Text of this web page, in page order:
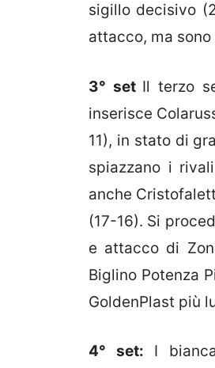
sigillo decisivo
attacco, ma
3° set Il terzo
inserisce
11), in stato di
spiazzano i
anche
(17-16). Si
e attacco di
Biglino Potenza
GoldenPlast più
4° set: I